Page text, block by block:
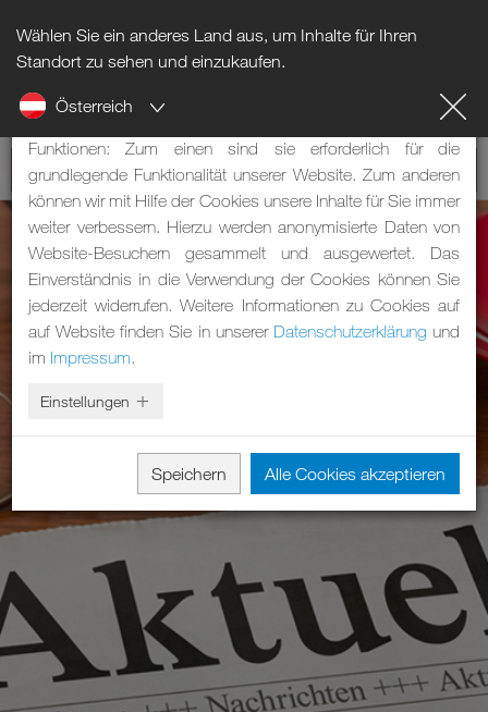
Wählen Sie ein anderes Land aus, um Inhalte für Ihren
Standort zu sehen und einzukaufen.
Österreich
Hinweis zu Cookies
Unsere Webseite verwendet Cookies. Diese haben zwei
Funktionen: Zum einen sind sie erforderlich für die
grundlegende Funktionalität unserer Website. Zum anderen
können wir mit Hilfe der Cookies unsere Inhalte für Sie immer
weiter verbessern. Hierzu werden anonymisierte Daten von
Website-Besuchern gesammelt und ausgewertet. Das
Einverständnis in die Verwendung der Cookies können Sie
jederzeit widerrufen. Weitere Informationen zu Cookies auf
auf Website finden Sie in unserer Datenschutzerklärung und
im Impressum.
Einstellungen
Speichern Alle Cookies akzeptieren